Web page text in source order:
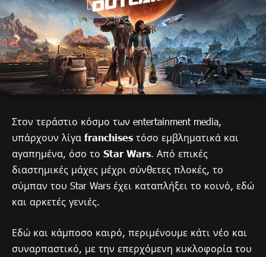
Στον τεράστιο κόσμο των entertainment media,
υπάρχουν λίγα franchises τόσο εμβληματικά και
αγαπημένα, όσο το Star Wars. Από επικές
διαστημικές μάχες μέχρι σύνθετες πλοκές, το
σύμπαν του Star Wars έχει καταπλήξει το κοινό, εδώ
και αρκετές γενιές.
Εδώ και κάμποσο καιρό, περιμένουμε κάτι νέο και
συναρπαστικό, με την επερχόμενη κυκλοφορία του